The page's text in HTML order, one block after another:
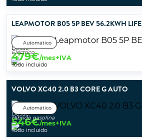
LEAPMOTOR B05 5P BEV 56.2KWH LIFE
Automático
Eléctrico
Desde:
479€/mes+IVA
Todo incluido
VOLVO XC40 2.0 B3 CORE G AUTO
Automático
Híbrido gasolina
Desde:
546€/mes+IVA
Todo incluido